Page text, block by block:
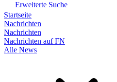
Erweiterte Suche
Startseite
Nachrichten
Nachrichten
Nachrichten auf FN
Alle News